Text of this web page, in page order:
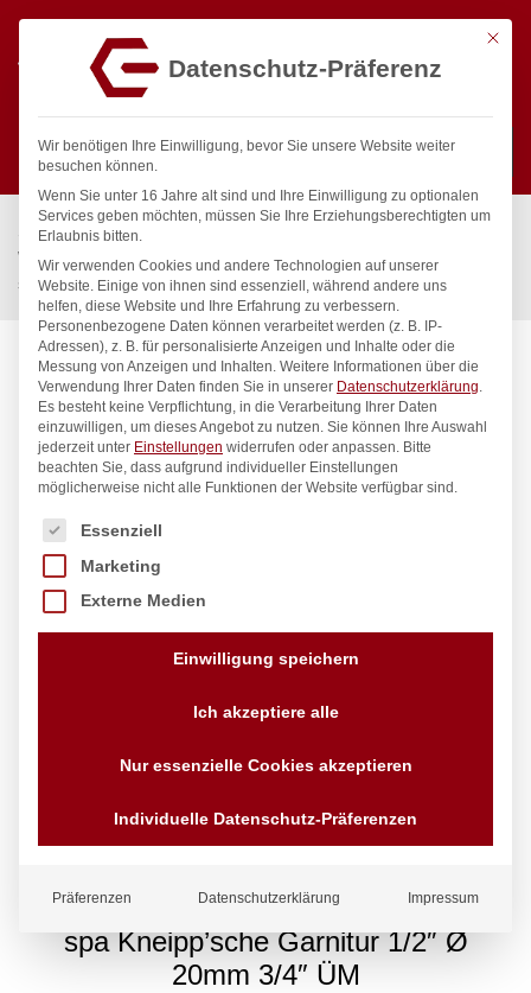
Suchen
Start / Gastronomiebedarf & Gastro Geräte für Profis
Wassertechnik
Wellnes
spa Kneipp’sche Garnitur 1/2″ Ø 20mm 3/4″ ÜM
spa Kneipp’sche Garnitur 1/2″ Ø
20mm 3/4″ ÜM
Mit
Datenschutz-Präferenz
Wir benötigen Ihre Einwilligung, bevor Sie unsere Website weiter
besuchen können.
Wenn Sie unter 16 Jahre alt sind und Ihre Einwilligung zu optionalen
Services geben möchten, müssen Sie Ihre Erziehungsberechtigten um
Erlaubnis bitten.
Wir verwenden Cookies und andere Technologien auf unserer
Website. Einige von ihnen sind essenziell, während andere uns
helfen, diese Website und Ihre Erfahrung zu verbessern.
Personenbezogene Daten können verarbeitet werden (z. B. IP-
Adressen), z. B. für personalisierte Anzeigen und Inhalte oder die
Messung von Anzeigen und Inhalten. Weitere Informationen über die
Verwendung Ihrer Daten finden Sie in unserer Datenschutzerklärung.
Es besteht keine Verpflichtung, in die Verarbeitung Ihrer Daten
einzuwilligen, um dieses Angebot zu nutzen. Sie können Ihre Auswahl
jederzeit unter Einstellungen widerrufen oder anpassen. Bitte
beachten Sie, dass aufgrund individueller Einstellungen
möglicherweise nicht alle Funktionen der Website verfügbar sind.
Es folgt eine Liste der Service-Gruppen, für die eine
Essenziell
Marketing
Externe Medien
Einwilligung speichern
Ich akzeptiere alle
Nur essenzielle Cookies akzeptieren
Individuelle Datenschutz-Präferenzen
Präferenzen Datenschutzerklärung Impressum